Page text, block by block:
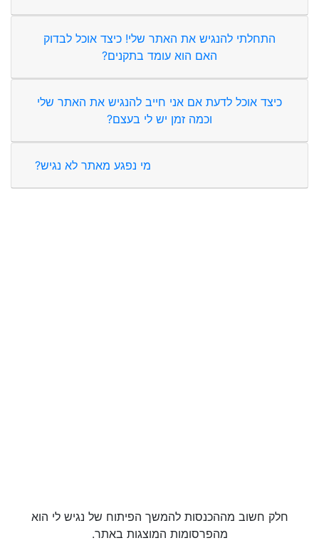
התחלתי להנגיש את האתר שלי! כיצד אוכל לבדוק
האם הוא עומד בתקנים?
כיצד אוכל לדעת אם אני חייב להנגיש את האתר שלי
וכמה זמן יש לי בעצם?
מי נפגע מאתר לא נגיש?
חלק חשוב מההכנסות להמשך הפיתוח של נגיש לי הוא
מהפרסומות המוצגות באתר.